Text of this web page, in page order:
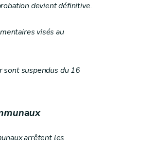
devient définitive.
visés au
sont suspendus du 16
arrêtent les